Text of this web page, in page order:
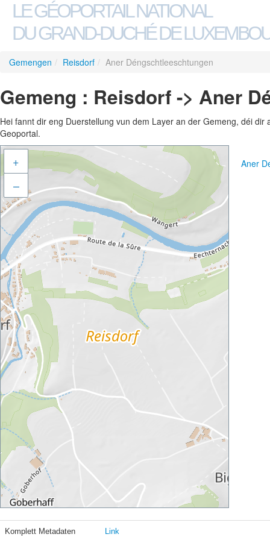
LE GÉOPORTAIL NATIONAL
DU GRAND-DUCHÉ DE
Gemengen / Reisdorf / Aner Déngschtleeschtungen
Gemeng : Reisdorf -> Aner
Hei fannt dir eng Duerstellung vun dem Layer an der Gemeng, déi
Geoportal.
+
–
Aner
Komplett Metadaten Link